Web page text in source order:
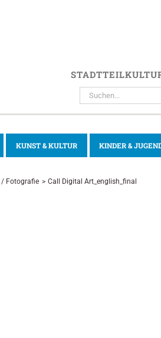
SUCHE
NACH:
KUNST & KULTUR KINDER &
/ Fotografie Call Digital Art_english_final